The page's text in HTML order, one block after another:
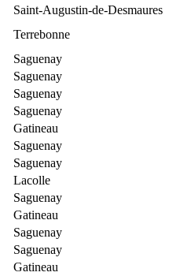
Saint-Augustin-de-Desmaures
Terrebonne
Saguenay
Saguenay
Saguenay
Saguenay
Gatineau
Saguenay
Saguenay
Lacolle
Saguenay
Gatineau
Saguenay
Saguenay
Gatineau